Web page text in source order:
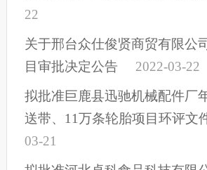
22
关于邢台众仕俊贤商贸有限公
目审批决定公告
2022-03-22
拟批准巨鹿县迅驰机械配件厂
送带、11万条轮胎项目环评文
03-21